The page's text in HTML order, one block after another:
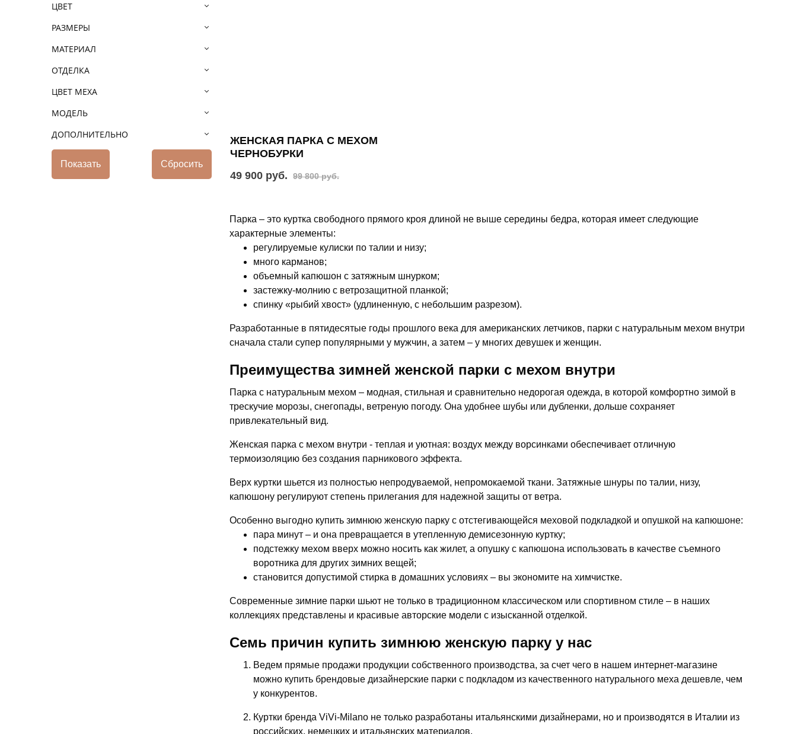
ЦВЕТ
РАЗМЕРЫ
МАТЕРИАЛ
ОТДЕЛКА
ЦВЕТ МЕХА
МОДЕЛЬ
ДОПОЛНИТЕЛЬНО
ЖЕНСКАЯ ПАРКА С МЕХОМ
ЧЕРНОБУРКИ
49 900 руб.
99 800 руб.
Парка – это куртка свободного прямого кроя длиной не выше середины бедра, которая имеет следующие
характерные элементы:
регулируемые кулиски по талии и низу;
много карманов;
объемный капюшон с затяжным шнурком;
застежку-молнию с ветрозащитной планкой;
спинку «рыбий хвост» (удлиненную, с небольшим разрезом).
Разработанные в пятидесятые годы прошлого века для американских летчиков, парки с натуральным мехом внутри
сначала стали супер популярными у мужчин, а затем – у многих девушек и женщин.
Преимущества зимней женской парки с мехом внутри
Парка с натуральным мехом – модная, стильная и сравнительно недорогая одежда, в которой комфортно зимой в
трескучие морозы, снегопады, ветреную погоду. Она удобнее шубы или дубленки, дольше сохраняет
привлекательный вид.
Женская парка с мехом внутри - теплая и уютная: воздух между ворсинками обеспечивает отличную
термоизоляцию без создания парникового эффекта.
Верх куртки шьется из полностью непродуваемой, непромокаемой ткани. Затяжные шнуры по талии, низу,
капюшону регулируют степень прилегания для надежной защиты от ветра.
Особенно выгодно купить зимнюю женскую парку с отстегивающейся меховой подкладкой и опушкой на капюшоне:
пара минут – и она превращается в утепленную демисезонную куртку;
подстежку мехом вверх можно носить как жилет, а опушку с капюшона использовать в качестве съемного
воротника для других зимних вещей;
становится допустимой стирка в домашних условиях – вы экономите на химчистке.
Современные зимние парки шьют не только в традиционном классическом или спортивном стиле – в наших
коллекциях представлены и красивые авторские модели с изысканной отделкой.
Семь причин купить зимнюю женскую парку у нас
Ведем прямые продажи продукции собственного производства, за счет чего в нашем интернет-магазине
можно купить брендовые дизайнерские парки с подкладом из качественного натурального меха дешевле, чем
у конкурентов.
Куртки бренда ViVi-Milano не только разработаны итальянскими дизайнерами, но и производятся в Италии из
российских, немецких и итальянских материалов.